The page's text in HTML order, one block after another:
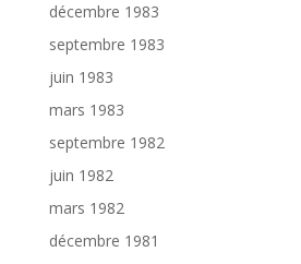
décembre 1983
septembre 1983
juin 1983
mars 1983
septembre 1982
juin 1982
mars 1982
décembre 1981